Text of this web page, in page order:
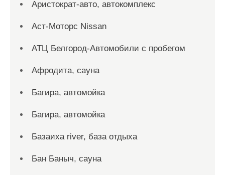
Аристократ-авто, автокомплекс
Аст-Моторс Nissan
АТЦ Белгород-Автомобили с пробегом
Афродита, сауна
Багира, автомойка
Багира, автомойка
Базаиха river, база отдыха
Бан Баныч, сауна